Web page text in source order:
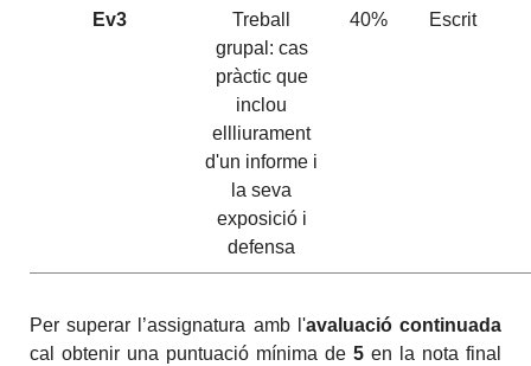
Ev3
Treball
grupal: cas
pràctic que
inclou
ellliurament
d'un informe i
la seva
exposició i
defensa
40% Escrit
Per superar l’assignatura amb l'avaluació continuada
cal obtenir una puntuació mínima de 5 en la nota final